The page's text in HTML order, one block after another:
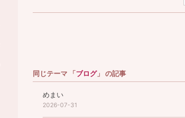
同じテーマ 「ブログ」 の記事
めまい
2026-07-31